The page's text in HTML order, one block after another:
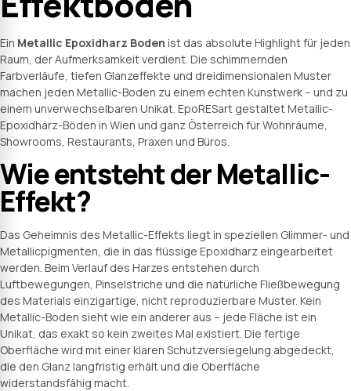
Ein Metallic Epoxidharz Boden ist das absolute Highlight für jeden
Raum, der Aufmerksamkeit verdient. Die schimmernden
Farbverläufe, tiefen Glanzeffekte und dreidimensionalen Muster
machen jeden Metallic-Boden zu einem echten Kunstwerk – und zu
einem unverwechselbaren Unikat. EpoRESart gestaltet Metallic-
Epoxidharz-Böden in Wien und ganz Österreich für Wohnräume,
Showrooms, Restaurants, Praxen und Büros.
Wie entsteht der Metallic-
Effekt?
Das Geheimnis des Metallic-Effekts liegt in speziellen Glimmer- und
Metallicpigmenten, die in das flüssige Epoxidharz eingearbeitet
werden. Beim Verlauf des Harzes entstehen durch
Luftbewegungen, Pinselstriche und die natürliche Fließbewegung
des Materials einzigartige, nicht reproduzierbare Muster. Kein
Metallic-Boden sieht wie ein anderer aus – jede Fläche ist ein
Unikat, das exakt so kein zweites Mal existiert. Die fertige
Oberfläche wird mit einer klaren Schutzversiegelung abgedeckt,
die den Glanz langfristig erhält und die Oberfläche
widerstandsfähig macht.